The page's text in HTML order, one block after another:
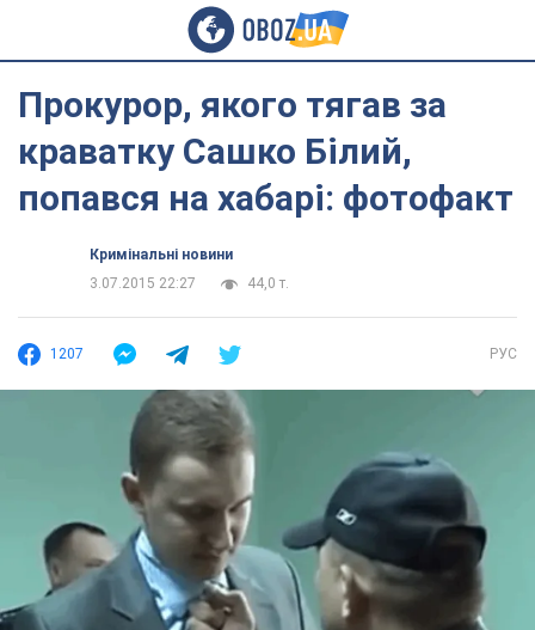
Прокурор, якого тягав за
краватку Сашко Білий,
попався на хабарі: фотофакт
Кримінальні новини
3.07.2015 22:27
44,0 т.
1207 РУС